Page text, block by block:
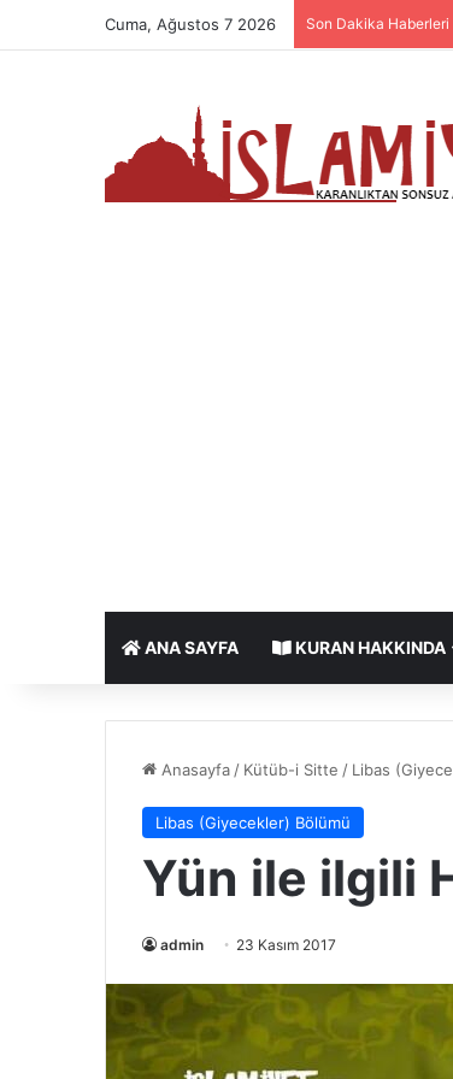
Cuma, Ağustos 7 2026 Son Dakika Haberleri
ANA SAYFA KURAN HAKKINDA
Anasayfa / Kütüb-i Sitte / Libas
Libas (Giyecekler) Bölümü
Yün ile ilgili
admin 23 Kasım 2017